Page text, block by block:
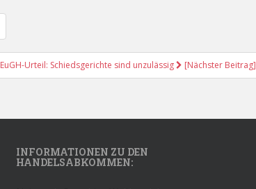
EuGH-Urteil: Schiedsgerichte sind unzulässig [Nächster Beitrag]
INFORMATIONEN ZU DEN
HANDELSABKOMMEN: